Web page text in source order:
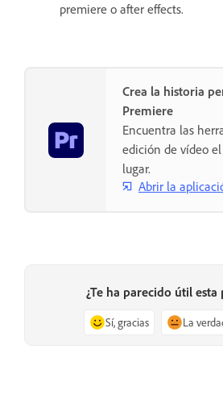
premiere o after effects.
Crea la historia
Premiere
Encuentra las
edición de vídeo
lugar.
Abrir la
¿Te ha parecido útil esta
Sí, gracias La